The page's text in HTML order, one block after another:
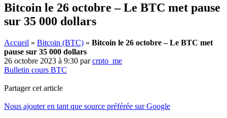
Bitcoin le 26 octobre – Le BTC met pause
sur 35 000 dollars
Accueil » Bitcoin (BTC) » Bitcoin le 26 octobre – Le BTC met
pause sur 35 000 dollars
26 octobre 2023 à 9:30 parcrpto_me
Bulletin cours BTC
Partager cet article
Nous ajouter en tant que source préférée sur Google